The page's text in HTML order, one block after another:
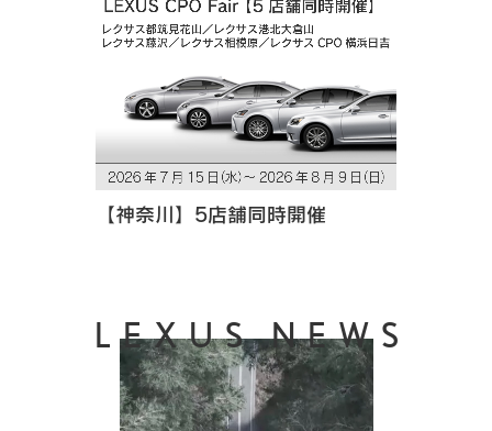
【神奈川】5店舗同時開催
LEXUS NEWS